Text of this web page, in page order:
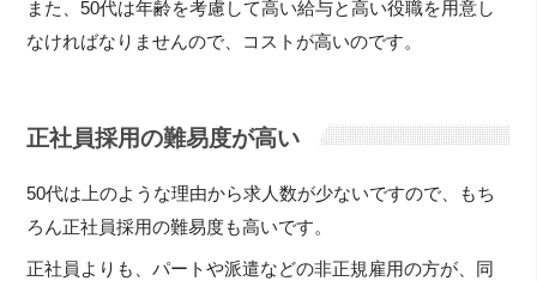
また、50代は年齢を考慮して高い給与と高い役職を用意し
なければなりませんので、コストが高いのです。
正社員採用の難易度が高い
50代は上のような理由から求人数が少ないですので、もち
ろん正社員採用の難易度も高いです。
正社員よりも、パートや派遣などの非正規雇用の方が、同